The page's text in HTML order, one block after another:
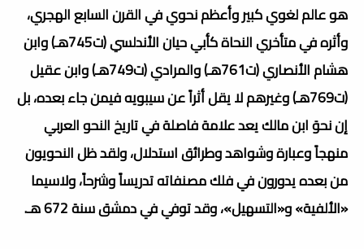
هو عالم لغوي كبير وأعظم نحوي في القرن السابع الهجري،
وأثره في متأخري النحاة كأبي حيان الأندلسي (ت745هـ) وابن
هشام الأنصاري (ت761هـ) والمرادي (ت749هـ) وابن عقيل
(ت769هـ) وغيرهم لا يقل أثراً عن سيبويه فيمن جاء بعده، بل
إن نحوَ ابن مالك يعد علامة فاصلة في تاريخ النحو العربي
منهجاً وعبارة وشواهد وطرائق استدلال، ولقد ظل النحويون
من بعده يدورون في فلك مصنفاته تدريساً وشرحاً، ولاسيما
«الألفية» و«التسهيل»، وقد توفي في دمشق سنة 672 هـ.